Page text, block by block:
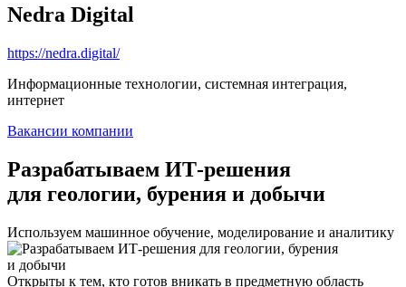
Nedra Digital
https://nedra.digital/
Информационные технологии, системная интеграция,
интернет
Вакансии компании
Разрабатываем ИТ-решения
для геологии, бурения и добычи
Используем машинное обучение, моделирование и аналитику
Открыты к тем, кто готов вникать в предметную область